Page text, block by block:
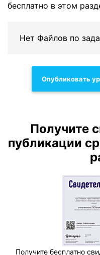
бесплатно в этом
Нет Файлов по
Опубликовать
Получите
публикации
Получите бесплатно